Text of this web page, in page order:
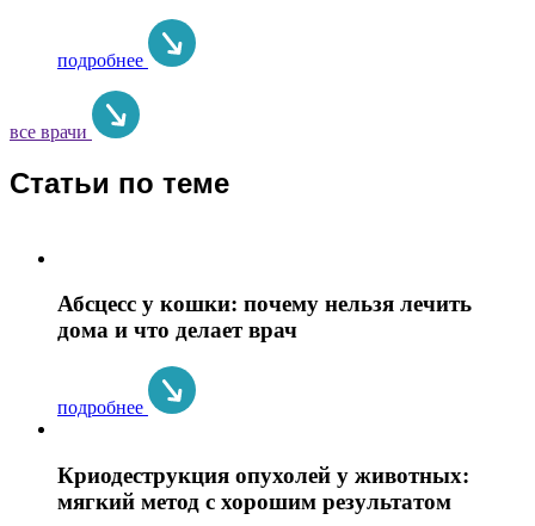
подробнее
все врачи
Статьи по теме
Абсцесс у кошки: почему нельзя лечить
дома и что делает врач
подробнее
Криодеструкция опухолей у животных:
мягкий метод с хорошим результатом